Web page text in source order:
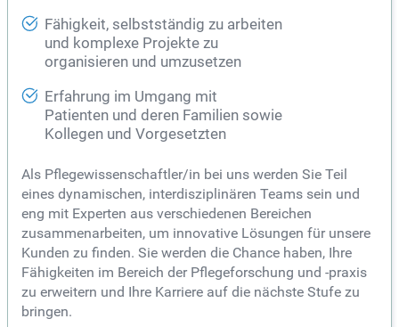
Fähigkeit, selbstständig zu arbeiten
und komplexe Projekte zu
organisieren und umzusetzen
Erfahrung im Umgang mit
Patienten und deren Familien sowie
Kollegen und Vorgesetzten
Als Pflegewissenschaftler/in bei uns werden Sie Teil
eines dynamischen, interdisziplinären Teams sein und
eng mit Experten aus verschiedenen Bereichen
zusammenarbeiten, um innovative Lösungen für unsere
Kunden zu finden. Sie werden die Chance haben, Ihre
Fähigkeiten im Bereich der Pflegeforschung und -praxis
zu erweitern und Ihre Karriere auf die nächste Stufe zu
bringen.